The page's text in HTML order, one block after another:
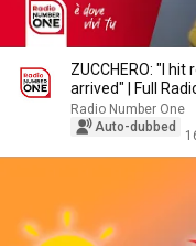
ZUCCHERO: "I
arrived" | Full
Radio Number One
Auto-dubbed